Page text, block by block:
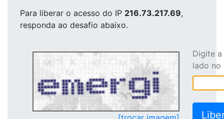
Para liberar o acesso do IP 216.73.217.69,
responda ao desafio abaixo.
Digite
lado no